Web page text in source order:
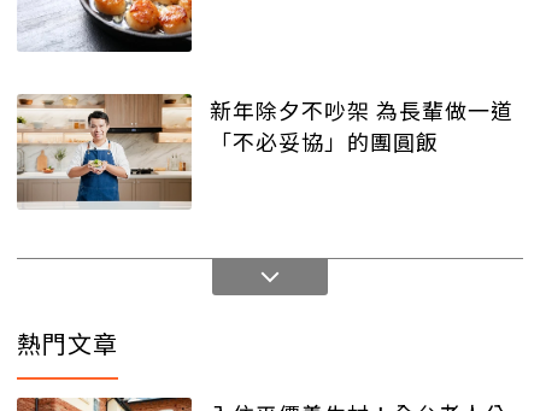
新年除夕不吵架 為長輩做一道
「不必妥協」的團圓飯
熱門文章